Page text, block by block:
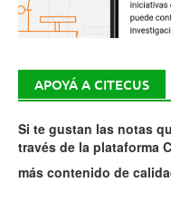
APOYÁ A CITECUS
Si te gustan las notas
través de la plataforma
más contenido de